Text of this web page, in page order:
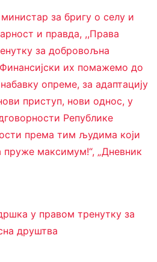
за бригу о селу и
и правда, ,,Права
за добровољна
их помажемо до
опреме, за адаптацију
приступ, нови однос, у
Републике
према тим људима који
пруже максимум!“, „Дневник
у правом тренутку за
друштва